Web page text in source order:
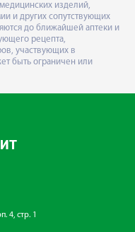
изделий,
и других сопутствующих
до ближайшей аптеки и
рецепта,
участвующих в
быть ограничен или
4, стр. 1